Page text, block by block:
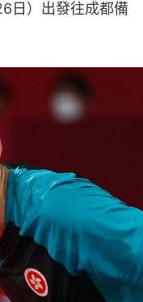
日）出發往成都備